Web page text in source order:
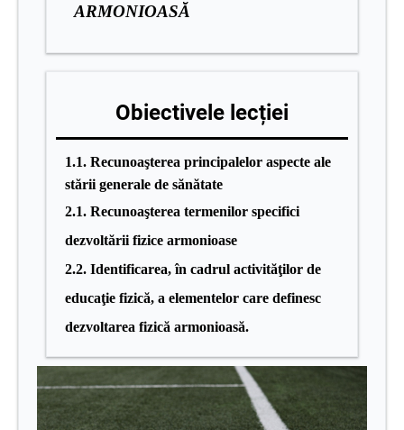
ARMONIOASĂ
Obiectivele lecției
1.1. Recunoaşterea principalelor aspecte ale
stării generale de sănătate
2.1. Recunoaşterea termenilor specifici
dezvoltării fizice armonioase
2.2. Identificarea, în cadrul activităţilor de
educaţie fizică, a elementelor care definesc
dezvoltarea fizică armonioasă.